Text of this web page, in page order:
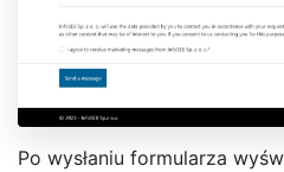
Po wysłaniu formularza